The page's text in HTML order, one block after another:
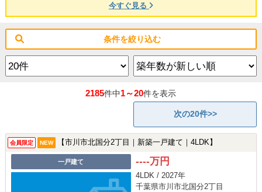
今すぐ見る
条件を絞り込む
2185件中1～20件を表示
次の20件>>
会員限定 NEW 【市川市北国分2丁目｜新築一戸建て｜4LDK】
一戸建て ----万円
4LDK / 2027年
千葉県市川市北国分2丁目